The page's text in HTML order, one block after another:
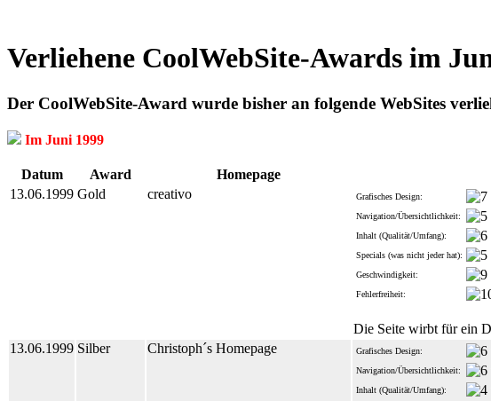
Verliehene CoolWebSite-Awards im
Der CoolWebSite-Award wurde bisher an folgende WebSites
Im Juni 1999
Datum Award Homepage
13.06.1999 Gold creativo
Grafisches Design:
Navigation/Übersichtlichkeit:
Inhalt (Qualität/Umfang):
Specials (was nicht jeder hat):
Geschwindigkeit:
Fehlerfreiheit:
Die Seite wirbt für ein
13.06.1999 Silber Christoph´s Homepage
Grafisches Design:
Navigation/Übersichtlichkeit:
Inhalt (Qualität/Umfang):